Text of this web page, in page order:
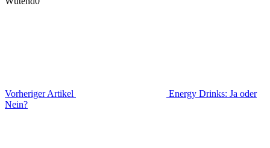
Vorheriger Artikel
Energy Drinks: Ja oder
Nein?